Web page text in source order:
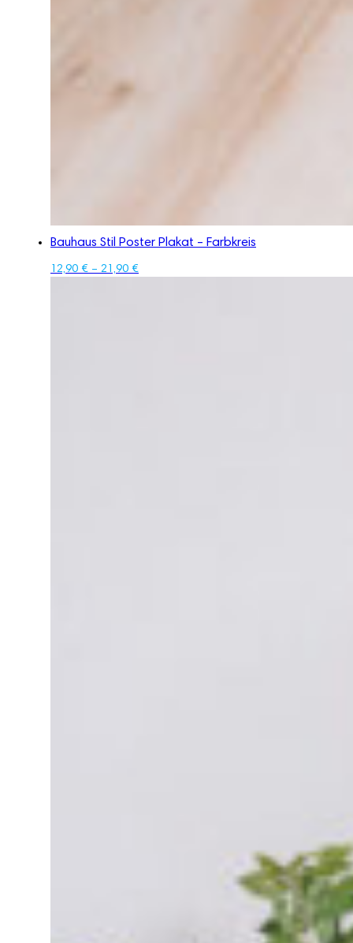
Bauhaus Stil Poster Plakat – Farbkreis
12,90 € – 21,90 €